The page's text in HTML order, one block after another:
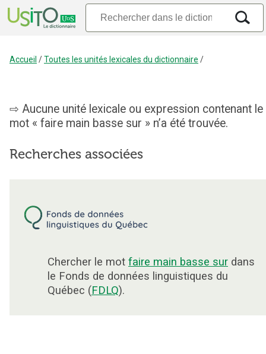
Accueil /Toutes les unités lexicales du dictionnaire /
Aucune unité lexicale ou expression contenant le
mot « faire main basse sur » n’a été trouvée.
Recherches associées
Chercher le mot faire main basse sur dans
le Fonds de données linguistiques du
Québec (FDLQ).